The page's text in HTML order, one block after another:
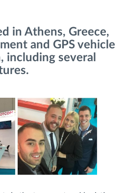
rutei
a șoferului
in Athens, Greece,
and GPS vehicle
including several